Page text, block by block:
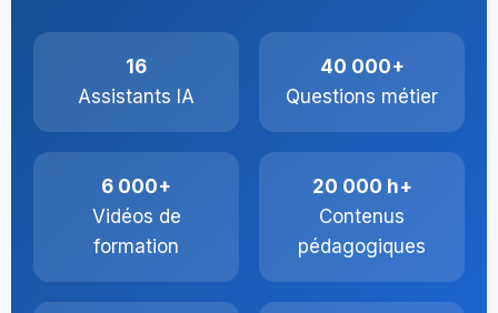
16
Assistants IA
40 000+
Questions métier
6 000+
Vidéos de
formation
20 000 h+
Contenus
pédagogiques